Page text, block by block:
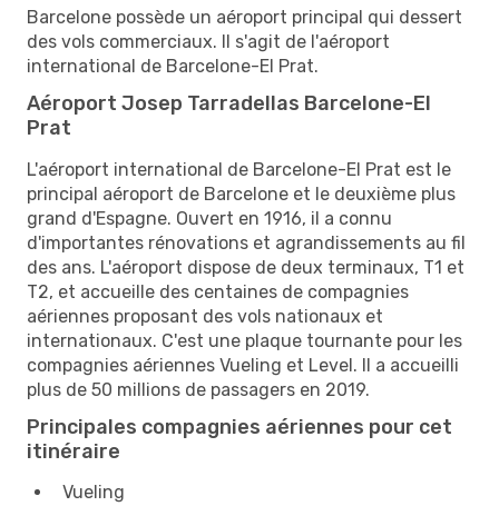
Barcelone possède un aéroport principal qui dessert
des vols commerciaux. Il s'agit de l'aéroport
international de Barcelone-El Prat.
Aéroport Josep Tarradellas Barcelone-El
Prat
L'aéroport international de Barcelone-El Prat est le
principal aéroport de Barcelone et le deuxième plus
grand d'Espagne. Ouvert en 1916, il a connu
d'importantes rénovations et agrandissements au fil
des ans. L'aéroport dispose de deux terminaux, T1 et
T2, et accueille des centaines de compagnies
aériennes proposant des vols nationaux et
internationaux. C'est une plaque tournante pour les
compagnies aériennes Vueling et Level. Il a accueilli
plus de 50 millions de passagers en 2019.
Principales compagnies aériennes pour cet
itinéraire
Vueling